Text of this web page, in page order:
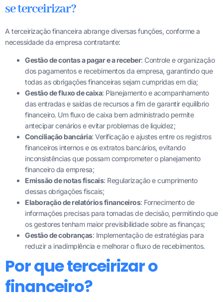
se terceirizar?
A terceirização financeira abrange diversas funções, conforme a
necessidade da empresa contratante:
Gestão de contas a pagar e a receber: Controle e organização
dos pagamentos e recebimentos da empresa, garantindo que
todas as obrigações financeiras sejam cumpridas em dia;
Gestão de fluxo de caixa: Planejamento e acompanhamento
das entradas e saídas de recursos a fim de garantir equilíbrio
financeiro. Um fluxo de caixa bem administrado permite
antecipar cenários e evitar problemas de liquidez;
Conciliação bancária: Verificação e ajustes entre os registros
financeiros internos e os extratos bancários, evitando
inconsistências que possam comprometer o planejamento
financeiro da empresa;
Emissão de notas fiscais: Regularização e cumprimento
dessas obrigações fiscais;
Elaboração de relatórios financeiros: Fornecimento de
informações precisas para tomadas de decisão, permitindo que
os gestores tenham maior previsibilidade sobre as finanças;
Gestão de cobranças: Implementação de estratégias para
reduzir a inadimplência e melhorar o fluxo de recebimentos.
Por que terceirizar o
financeiro?